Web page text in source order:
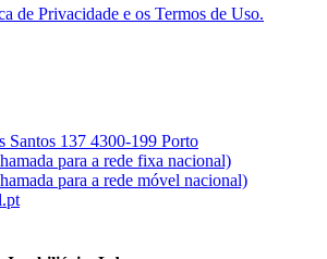
de Privacidade e os Termos de Uso.
Santos 137 4300-199 Porto
para a rede fixa nacional)
para a rede móvel nacional)